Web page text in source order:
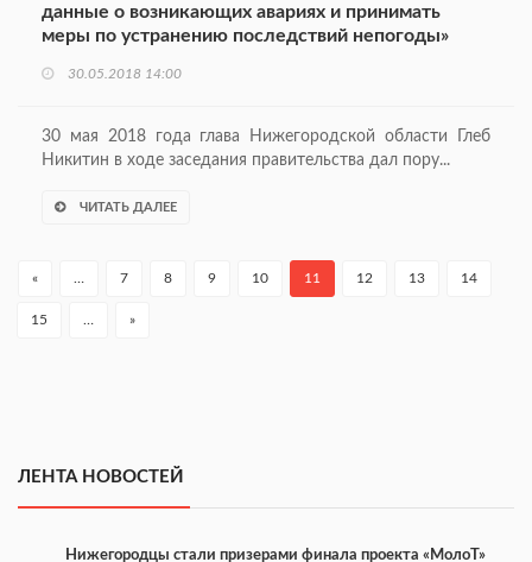
данные о возникающих авариях и принимать
меры по устранению последствий непогоды»
30.05.2018 14:00
30 мая 2018 года глава Нижегородской области Глеб
Никитин в ходе заседания правительства дал пору...
ЧИТАТЬ ДАЛЕЕ
« … 7 8 9 10 11 12 13 14
15 … »
ЛЕНТА НОВОСТЕЙ
Нижегородцы стали призерами финала проекта «МолоТ»